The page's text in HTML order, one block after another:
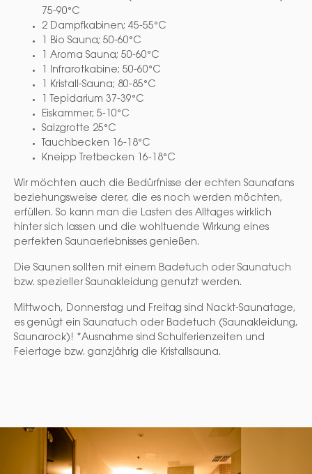
75-90°C
2 Dampfkabinen; 45-55°C
1 Bio Sauna; 50-60°C
1 Aroma Sauna; 50-60°C
1 Infrarotkabine; 50-60°C
1 Kristall-Sauna; 80-85°C
1 Tepidarium 37-39°C
Eiskammer; 5-10°C
Salzgrotte 25°C
Tauchbecken 16-18°C
Kneipp Tretbecken 16-18°C
Wir möchten auch die Bedürfnisse der echten Saunafans
beziehungsweise derer, die es noch werden möchten,
erfüllen. So kann man die Lasten des Alltages wirklich
hinter sich lassen und die wohltuende Wirkung eines
perfekten Saunaerlebnisses genießen.
Die Saunen sollten mit einem Badetuch oder Saunatuch
bzw. spezieller Saunakleidung genutzt werden.
Mittwoch, Donnerstag und Freitag sind Nackt-Saunatage,
es genügt ein Saunatuch oder Badetuch (Saunakleidung,
Saunarock)! *Ausnahme sind Schulferienzeiten und
Feiertage bzw. ganzjährig die Kristallsauna.